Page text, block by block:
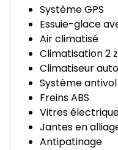
Système GPS
Essuie-glace
Air climatisé
Climatisation 2
Climatiseur
Système antivol
Freins ABS
Vitres
Jantes en
Antipatinage